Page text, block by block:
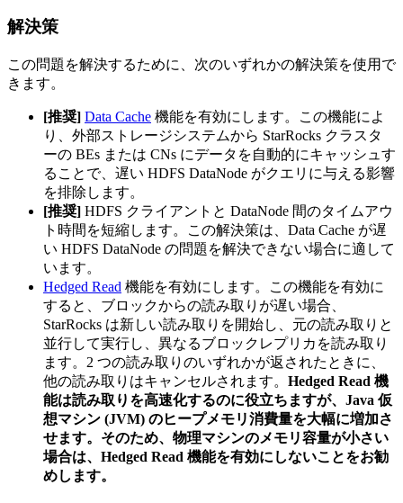
解決策
この問題を解決するために、次のいずれかの解決策を使用で
きます。
[推奨] Data Cache 機能を有効にします。この機能によ
り、外部ストレージシステムから StarRocks クラスタ
ーの BEs または CNs にデータを自動的にキャッシュす
ることで、遅い HDFS DataNode がクエリに与える影響
を排除します。
[推奨] HDFS クライアントと DataNode 間のタイムアウ
ト時間を短縮します。この解決策は、Data Cache が遅
い HDFS DataNode の問題を解決できない場合に適して
います。
Hedged Read 機能を有効にします。この機能を有効に
すると、ブロックからの読み取りが遅い場合、
StarRocks は新しい読み取りを開始し、元の読み取りと
並行して実行し、異なるブロックレプリカを読み取り
ます。2 つの読み取りのいずれかが返されたときに、
他の読み取りはキャンセルされます。 Hedged Read 機
能は読み取りを高速化するのに役立ちますが、Java 仮
想マシン (JVM) のヒープメモリ消費量を大幅に増加さ
せます。そのため、物理マシンのメモリ容量が小さい
場合は、Hedged Read 機能を有効にしないことをお勧
めします。